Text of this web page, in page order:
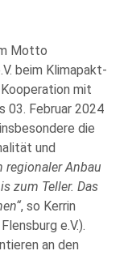
Motto
beim Klimapakt-
mit
03. Februar 2024
die
und
regionaler Anbau
zum Teller. Das
, so Kerrin
e.V.).
an den